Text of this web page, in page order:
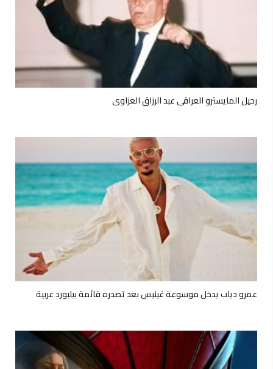
رحيل المايسترو العراقي عبد الرزاق العزاوي
عمرو دياب يدخل موسوعة غينيس بعد تصدره قائمة بيلبورد عربية